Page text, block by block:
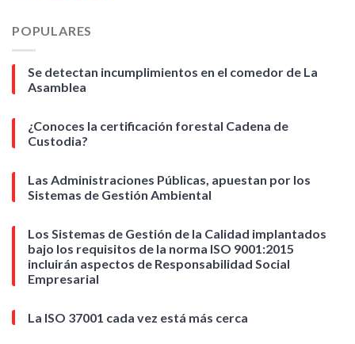
POPULARES
Se detectan incumplimientos en el comedor de La
Asamblea
¿Conoces la certificación forestal Cadena de
Custodia?
Las Administraciones Públicas, apuestan por los
Sistemas de Gestión Ambiental
Los Sistemas de Gestión de la Calidad implantados
bajo los requisitos de la norma ISO 9001:2015
incluirán aspectos de Responsabilidad Social
Empresarial
La ISO 37001 cada vez está más cerca